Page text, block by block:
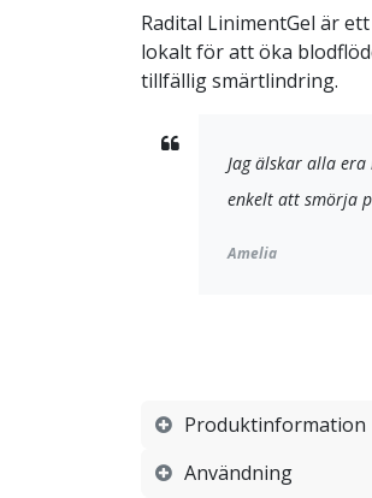
Radital LinimentGel är
lokalt för att öka
tillfällig smärtlindring.
Jag älskar alla
enkelt att smörja
Amelia
Produktinformation
Användning